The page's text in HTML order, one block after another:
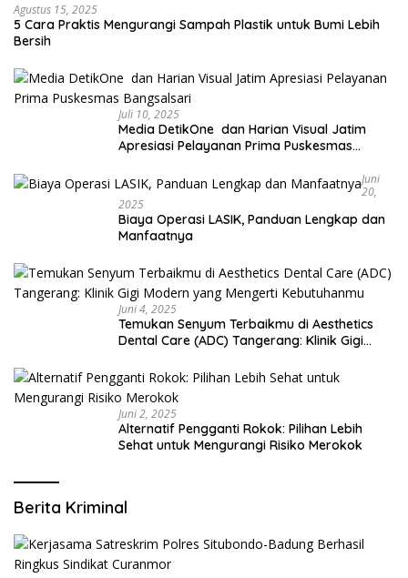
Agustus 15, 2025
5 Cara Praktis Mengurangi Sampah Plastik untuk Bumi Lebih
Bersih
Juli 10, 2025
Media DetikOne dan Harian Visual Jatim
Apresiasi Pelayanan Prima Puskesmas
Juni
20,
2025
Biaya Operasi LASIK, Panduan Lengkap dan
Manfaatnya
Juni 4, 2025
Temukan Senyum Terbaikmu di Aesthetics
Dental Care (ADC) Tangerang: Klinik Gigi
Juni 2, 2025
Alternatif Pengganti Rokok: Pilihan Lebih
Sehat untuk Mengurangi Risiko Merokok
Berita Kriminal